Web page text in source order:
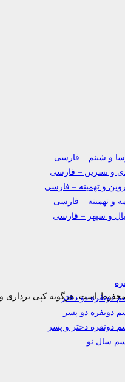
و شبنم – فارسی
و نسرین – فارسی
و تهمینه – فارسی
و تهمینه – فارسی
و سپهر – فارسی
دونفره دو دختر
دونفره دو پسر
دونفره دختر و پسر
سال نو